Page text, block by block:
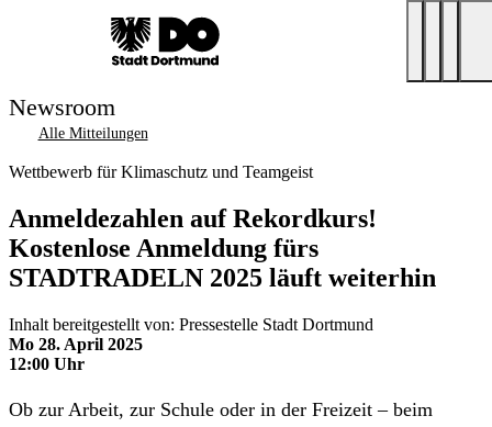
Newsroom
Alle Mitteilungen
Wettbewerb für Klimaschutz und Teamgeist
Anmeldezahlen auf Rekordkurs!
Kostenlose Anmeldung fürs
STADTRADELN 2025 läuft weiterhin
Inhalt bereitgestellt von: Pressestelle Stadt Dortmund
Mo 28. April 2025
12:00 Uhr
Ob zur Arbeit, zur Schule oder in der Freizeit – beim